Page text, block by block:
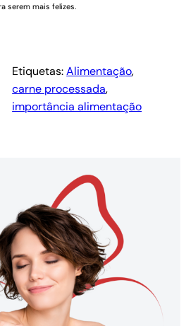
serem mais felizes.
Etiquetas:Alimentação
carne processada
importância alimentação